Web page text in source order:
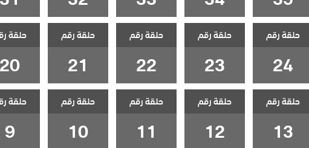
حلقة رقم
24
حلقة رقم
23
حلقة رقم
22
حلقة رقم
21
حلقة
20
حلقة رقم
13
حلقة رقم
12
حلقة رقم
11
حلقة رقم
10
حلقة
9